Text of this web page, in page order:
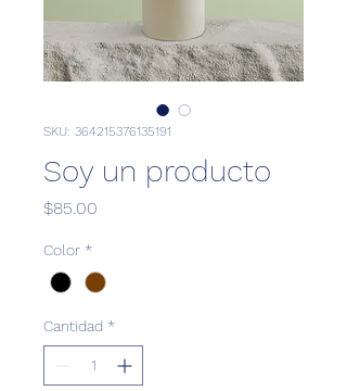
SKU: 364215376135191
Soy un producto
$85.00
Color *
Cantidad *